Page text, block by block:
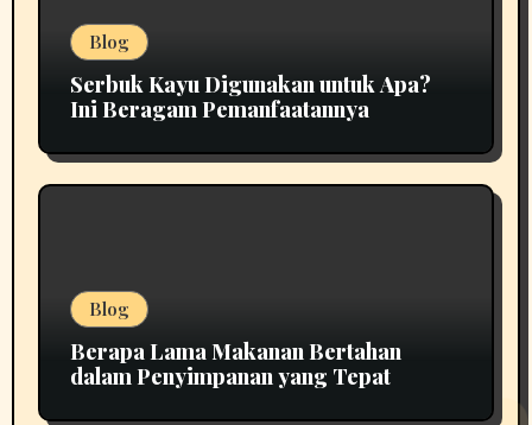
Blog
Serbuk Kayu Digunakan untuk Apa?
Ini Beragam Pemanfaatannya
Blog
Berapa Lama Makanan Bertahan
dalam Penyimpanan yang Tepat